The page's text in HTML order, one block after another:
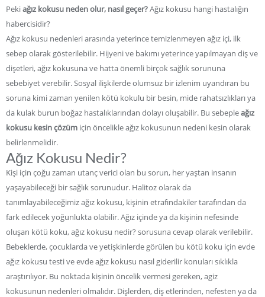
Pekiağız kokusu neden olur, nasıl geçer?Ağız kokusu hangi hastalığın
habercisidir?
Ağız kokusu nedenleri arasında yeterince temizlenmeyen ağız içi, ilk
sebep olarak gösterilebilir. Hijyeni ve bakımı yeterince yapılmayan diş ve
dişetleri, ağız kokusuna ve hatta önemli birçok sağlık sorununa
sebebiyet verebilir. Sosyal ilişkilerde olumsuz bir izlenim uyandıran bu
soruna kimi zaman yenilen kötü kokulu bir besin, mide rahatsızlıkları ya
da kulak burun boğaz hastalıklarından dolayı oluşabilir. Bu sebepleağız
kokusu kesin çözüm için öncelikle ağız kokusunun nedeni kesin olarak
belirlenmelidir.
Ağız Kokusu Nedir?
Kişi için çoğu zaman utanç verici olan bu sorun, her yaştan insanın
yaşayabileceği bir sağlık sorunudur. Halitoz olarak da
tanımlayabileceğimiz ağız kokusu, kişinin etrafındakiler tarafından da
fark edilecek yoğunlukta olabilir. Ağız içinde ya da kişinin nefesinde
oluşan kötü koku, ağız kokusu nedir? sorusuna cevap olarak verilebilir.
Bebeklerde, çocuklarda ve yetişkinlerde görülen bu kötü koku için evde
ağız kokusu testi ve evde ağız kokusu nasıl giderilir konuları sıklıkla
araştırılıyor. Bu noktada kişinin öncelik vermesi gereken, agiz
kokusunun nedenleri olmalıdır. Dişlerden, diş etlerinden, nefesten ya da